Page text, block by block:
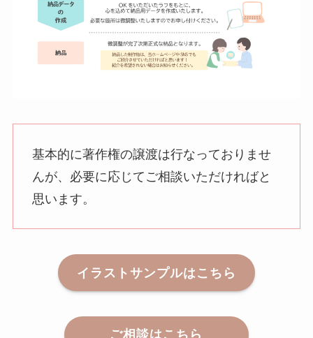
基本的に著作権の譲渡は行なっておりませ
んが、必要に応じてご相談いただければと
思います。
イラストサンプルはこちら
ご相談はこちら